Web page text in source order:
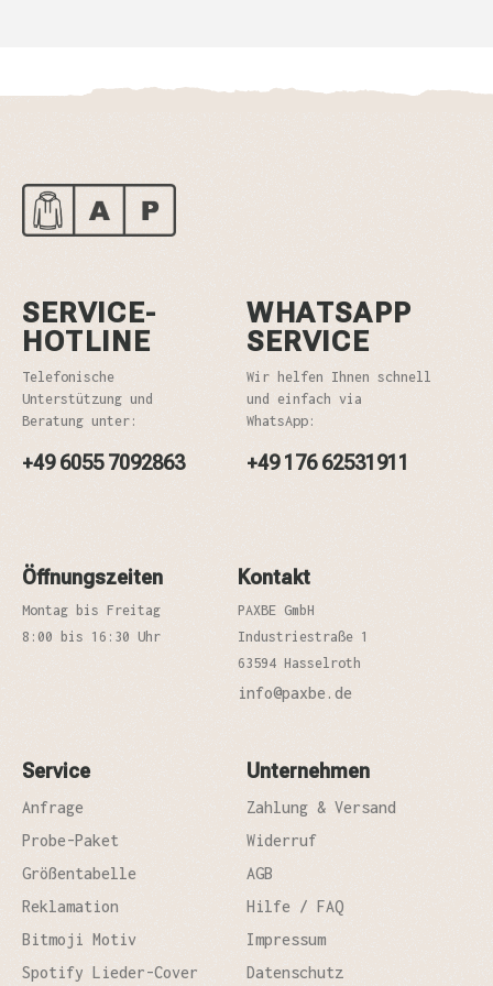
SERVICE-
HOTLINE
Telefonische
Unterstützung und
Beratung unter:
+49 6055 7092863
WHATSAPP
SERVICE
Wir helfen Ihnen schnell
und einfach via
WhatsApp:
+49 176 62531911
Öffnungszeiten
Montag bis Freitag
8:00 bis 16:30 Uhr
Kontakt
PAXBE GmbH
Industriestraße 1
63594 Hasselroth
info@paxbe.de
Service
Anfrage
Probe-Paket
Größentabelle
Reklamation
Bitmoji Motiv
Spotify Lieder-Cover
Unternehmen
Zahlung & Versand
Widerruf
AGB
Hilfe / FAQ
Impressum
Datenschutz